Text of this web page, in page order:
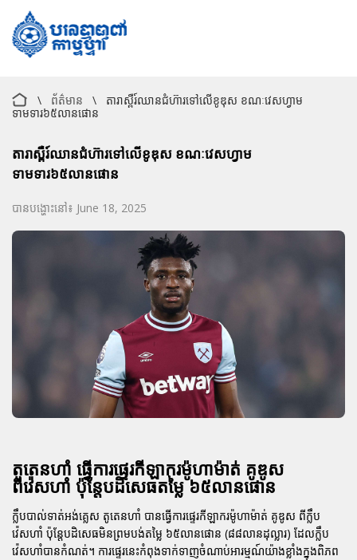
\ ព័ត៌មាន \
តារាស្ពឺរ៍ឈានជំហ៊ារទៅលើខូឌុស ខណៈវេសហ្វាម
ទាមទារ៦៥លានផោន
តារាស្ពឺរ៍ឈានជំហ៊ារទៅលើខូឌុស ខណៈវេសហ្វាម
ទាមទារ៦៥លានផោន
បានបង្ហោះនៅ៖ June 18, 2025
តូតេនហាំ ធ្វើការផ្ទេរកីឡាករម៉ូហាម៉ាត់ គូឌូស
ពីវ៉េសហាំ ប៉ុន្តែបដិសេធតម្លៃ ៦៥លានផោន
ក្លឹបបាល់ទាត់អង់គ្លេស តូតេនហាំ បានធ្វើការផ្ទេរកីឡាករម៉ូហាម៉ាត់ គូឌូស ពីក្លឹប
វ៉េសហាំ ប៉ុន្តែបដិសេធមិនព្រមបង់តម្លៃ ៦៥លានផោន (៨៨លានដុល្លារ) ដែលក្លឹប
វ៉េសហាំបានកំណត់។ ការផ្ទេរនេះកំពុងទាក់ទាញចំណាប់អារម្មណ៍យ៉ាងខ្លាំងក្នុងពិភព